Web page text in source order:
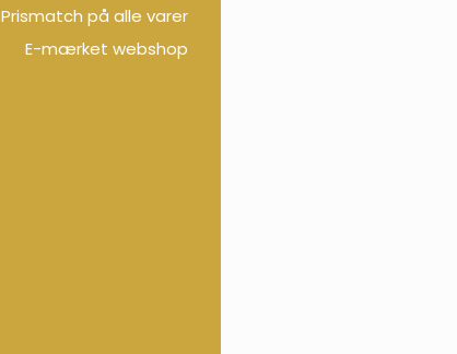
Prismatch på alle varer
E-mærket webshop